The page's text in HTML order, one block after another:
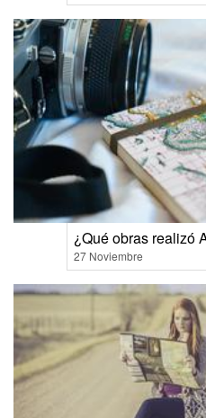
¿Qué obras realizó
27 Noviembre